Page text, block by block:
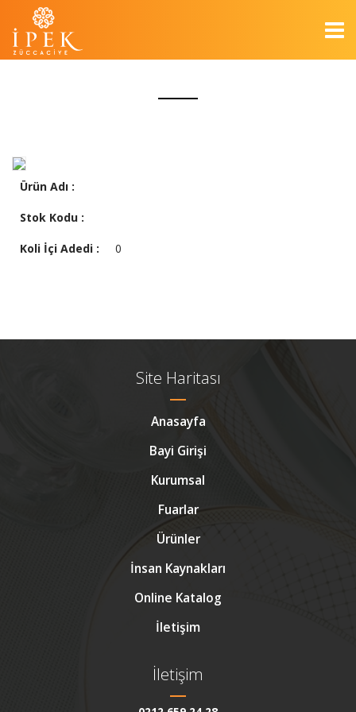
Ürün Adı :
Stok Kodu :
Koli İçi Adedi : 0
Site Haritası
Anasayfa
Bayi Girişi
Kurumsal
Fuarlar
Ürünler
İnsan Kaynakları
Online Katalog
İletişim
İletişim